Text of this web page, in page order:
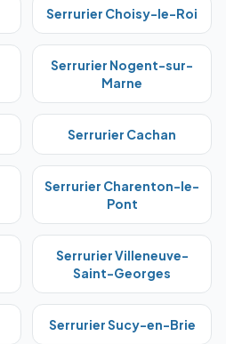
Serrurier Choisy-le-Roi
Serrurier Nogent-sur-
Marne
Serrurier Cachan
Serrurier Charenton-le-
Pont
SerrurierVilleneuve-
Saint-Georges
SerrurierSucy-en-Brie